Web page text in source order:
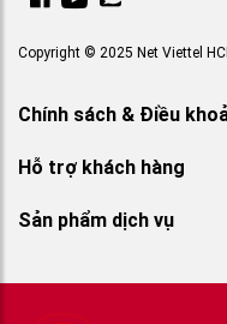
Copyright © 2025 Net Viettel
Chính sách & Điều
Hỗ trợ khách hàng
Sản phẩm dịch vụ